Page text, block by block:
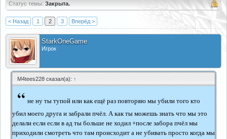
Статус темы: Закрыта.
< Назад 1 2 3 Вперёд >
StarkOneGame
Игрок
M4tees228 сказал(а): ↑
“ не ну ты тупой или как ещё раз повторяю мы убили того кто
убил моего друга и забрали пчёл. А как ты можешь знать что мы это
делали если если в ад ты больше не ходил +после забора пчёл мы
приходили смотреть что там происходит а не убивать просто когда мы